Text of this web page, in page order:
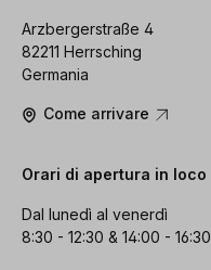
Arzbergerstraße 4
82211 Herrsching
Germania
Come arrivare
Orari di apertura in loco
Dal lunedì al venerdì
8:30 - 12:30 & 14:00 - 16:30